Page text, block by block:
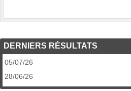
DERNIERS RÉSULTATS
05/07/26
28/06/26